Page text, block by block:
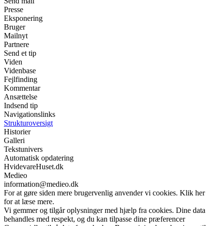
Presse
Eksponering
Bruger
Mailnyt
Partnere
Send et tip
Viden
Videnbase
Fejlfinding
Kommentar
Ansættelse
Indsend tip
Navigationslinks
Strukturoversigt
Historier
Galleri
Tekstunivers
Automatisk opdatering
HvidevareHuset.dk
Medieo
information@medieo.dk
For at gøre siden mere brugervenlig anvender vi cookies. Klik her
for at læse mere.
Vi gemmer og tilgår oplysninger med hjælp fra cookies. Dine data
behandles med respekt, og du kan tilpasse dine præferencer